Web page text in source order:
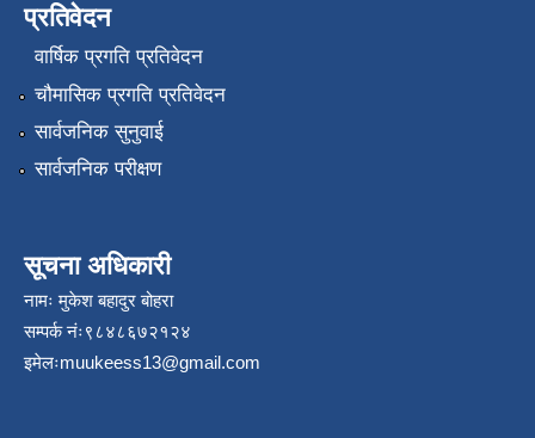
प्रतिवेदन
वार्षिक प्रगति प्रतिवेदन
चौमासिक प्रगति प्रतिवेदन
सार्वजनिक सुनुवाई
सार्वजनिक परीक्षण
सूचना अधिकारी
नामः मुकेश बहादुर बोहरा
सम्पर्क नंः९८४८६७२१२४
इमेलःmuukeess13@gmail.com